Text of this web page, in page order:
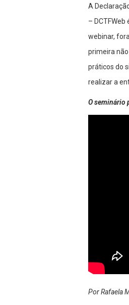
A
–
webinar,
primeira
práticos do
realizar a
O seminário
Por Rafaela